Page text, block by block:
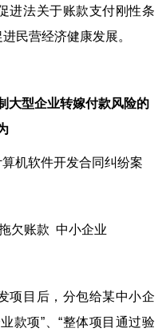
进法关于账款支付刚性条
民营经济健康发展。
大型企业转嫁付款风险的
机软件开发合同纠纷案
欠账款 中小企业
目后，分包给某中小企
款项”、“整体项目通过验